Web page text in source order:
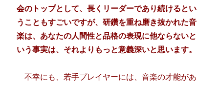
会のトップとして、長くリーダーであり続けるとい
うこともすごいですが、研鑽を重ね磨き抜かれた音
楽は、あなたの人間性と品格の表現に他ならないと
いう事実は、それよりもっと意義深いと思います。
不幸にも、若手プレイヤーには、音楽の才能があ